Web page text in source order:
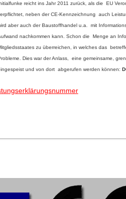
reicht ins Jahr 2011 zurück, als die EU
neben der CE-Kennzeichnung auch
aber auch der Baustoffhandel u.a. mit
nachkommen kann. Schon die Menge an
zu überreichen, in welches das
Dies war der Anlass, eine gemeinsame,
und von dort abgerufen werden können: